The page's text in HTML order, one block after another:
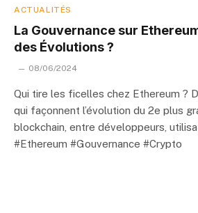
ACTUALITÉS
La Gouvernance sur
des Évolutions ?
08/06/2024
Qui tire les ficelles chez Ethereum ?
qui façonnent l’évolution du 2e plus
blockchain, entre développeurs,
#Ethereum #Gouvernance #Crypto